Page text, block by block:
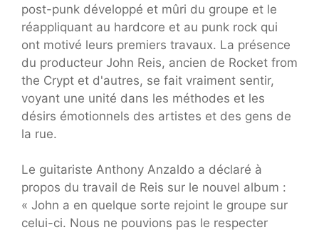
post-punk développé et mûri du groupe et le
réappliquant au hardcore et au punk rock qui
ont motivé leurs premiers travaux. La présence
du producteur John Reis, ancien de Rocket from
the Crypt et d'autres, se fait vraiment sentir,
voyant une unité dans les méthodes et les
désirs émotionnels des artistes et des gens de
la rue.
Le guitariste Anthony Anzaldo a déclaré à
propos du travail de Reis sur le nouvel album :
« John a en quelque sorte rejoint le groupe sur
celui-ci. Nous ne pouvions pas le respecter